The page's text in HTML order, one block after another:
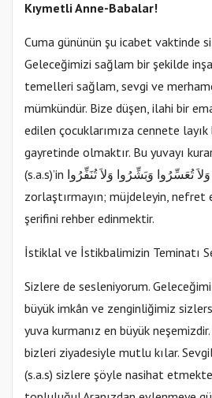
Kıymetli Anne-Babalar!
Cuma gününün şu icabet vaktinde
Geleceğimizi sağlam bir şekilde
temelleri sağlam, sevgi ve
mümkündür. Bize düşen, ilahi bir
edilen çocuklarımıza cennete layık
gayretinde olmaktır. Bu yuvayı
(s.a.s)’in يَسِّرُوا وَلاَ تُعَسِّرُوا وَبَشِّرُوا وَلاَ تُنَفِّرُوا “Kolaylaştırın,
zorlaştırmayın; müjdeleyin, nefret
şerifini rehber edinmektir.
İstiklal ve İstikbalimizin Teminatı
Sizlere de sesleniyorum.
büyük imkân ve zenginliğimiz
yuva kurmanız en büyük
bizleri ziyadesiyle mutlu kılar.
(s.a.s) sizlere şöyle nasihat